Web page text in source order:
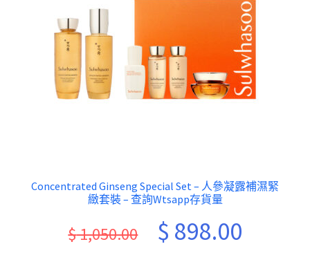
Concentrated Ginseng Special Set – 人參凝露補濕緊
緻套裝 – 查詢Wtsapp存貨量
$1,050.00
Original
price
$ 898.00Current